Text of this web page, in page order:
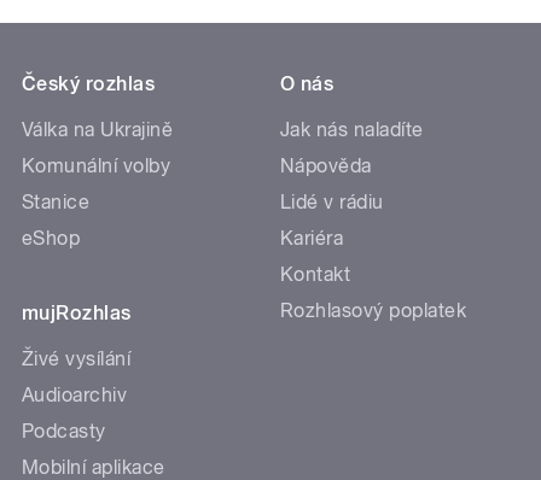
Český rozhlas
Válka na Ukrajině
Komunální volby
Stanice
eShop
mujRozhlas
Živé vysílání
Audioarchiv
Podcasty
Mobilní aplikace
O nás
Jak nás naladíte
Nápověda
Lidé v rádiu
Kariéra
Kontakt
Rozhlasový poplatek